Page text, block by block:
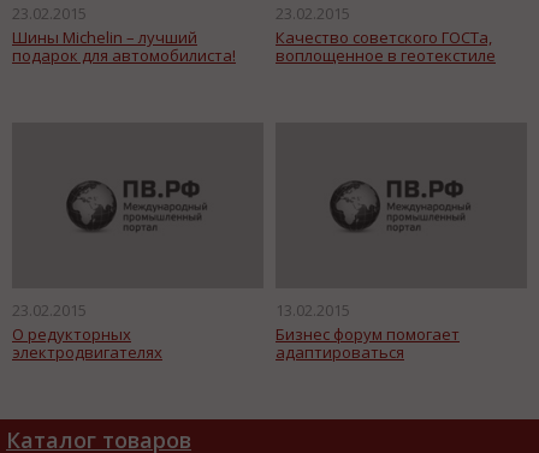
23.02.2015
Шины Michеlin – лучший
подарок для автомобилиста!
23.02.2015
Качество советского ГОСТа,
воплощенное в геотекстиле
23.02.2015
О редукторных
электродвигателях
13.02.2015
Бизнес форум помогает
адаптироваться
Каталог товаров